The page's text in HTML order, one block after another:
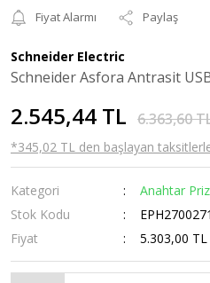
Fiyat Alarmı
Paylaş
Schneider Electric
Schneider Asfora Antrasit
2.545,44 TL 6.363,60
*345,02 TL den başlayan
Kategori Anahtar Priz
Stok Kodu
EPH2700271
Fiyat
5.303,00